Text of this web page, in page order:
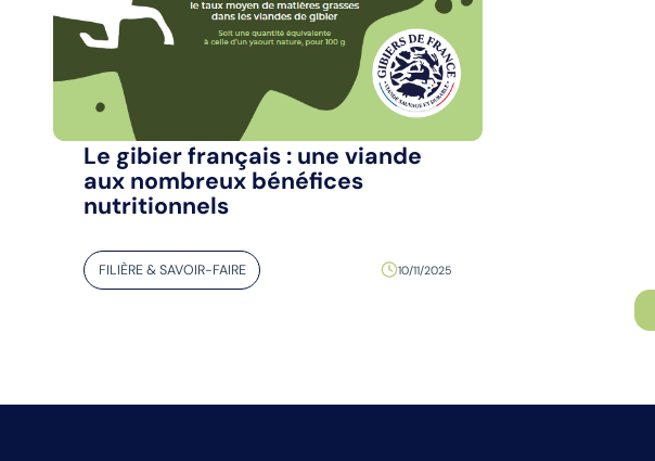
Le gibier français : une viande
aux nombreux bénéfices
nutritionnels
FILIÈRE & SAVOIR-FAIRE 10/11/2025